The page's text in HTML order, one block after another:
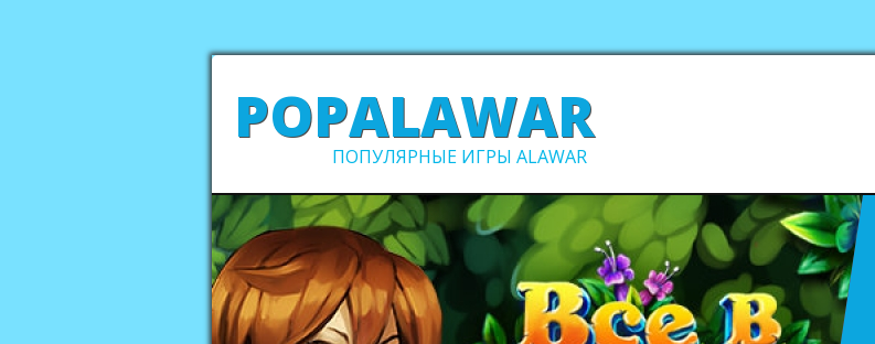
POPALAWAR
ПОПУЛЯРНЫЕ ИГРЫ ALAWAR